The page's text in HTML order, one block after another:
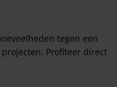
tegen een
Profiteer direct